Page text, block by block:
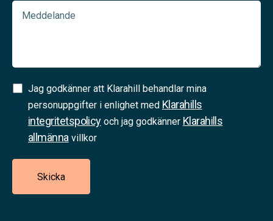
Meddelande
Samtycke
(Required)
Jag godkänner att Klarahill behandlar mina
personuppgifter i enlighet med Klarahills
integritetspolicyoch jag godkänner Klarahills
allmänna villkor
Skicka